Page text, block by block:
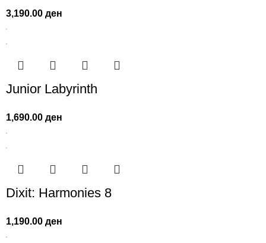
3,190.00ден
Junior Labyrinth
1,690.00ден
Dixit: Harmonies 8
1,190.00ден